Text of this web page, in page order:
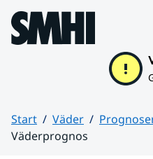
Hoppa till sidans innehåll
Start Väder
Väderprognos